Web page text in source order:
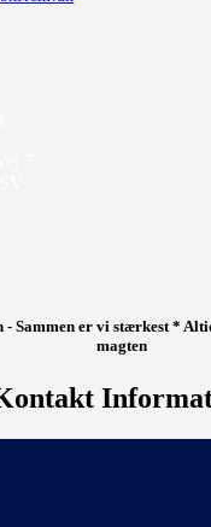
- Sammen er vi stærkest *
magten